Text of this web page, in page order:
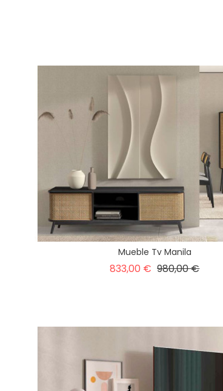
Mueble Tv Manila
833,00 € Precio
980,00 €Precio